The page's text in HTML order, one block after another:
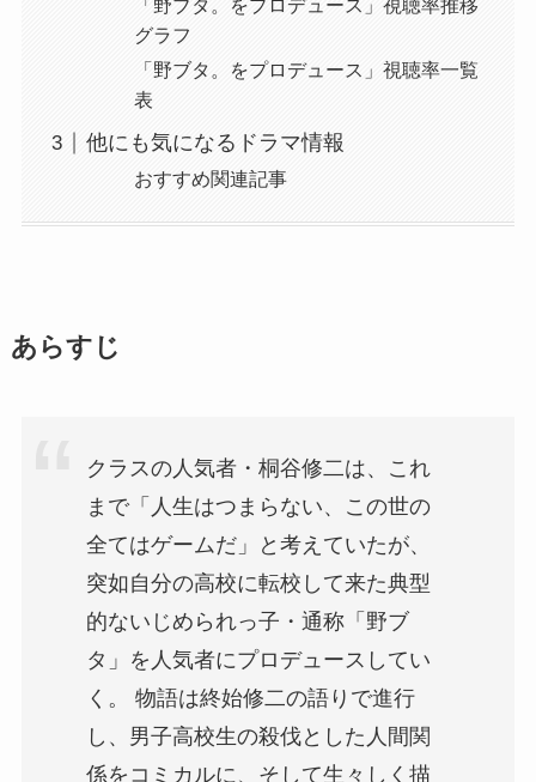
「野ブタ。をプロデュース」視聴率推移
グラフ
「野ブタ。をプロデュース」視聴率一覧
表
他にも気になるドラマ情報
おすすめ関連記事
あらすじ
クラスの人気者・桐谷修二は、これ
まで「人生はつまらない、この世の
全てはゲームだ」と考えていたが、
突如自分の高校に転校して来た典型
的ないじめられっ子・通称「野ブ
タ」を人気者にプロデュースしてい
く。 物語は終始修二の語りで進行
し、男子高校生の殺伐とした人間関
係をコミカルに、そして生々しく描